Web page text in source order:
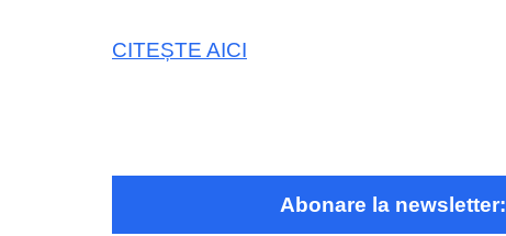
CITEȘTE AICI
Abonare la newsletter: